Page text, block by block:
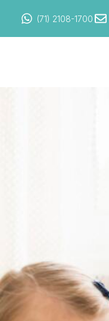
(71) 2108-1700